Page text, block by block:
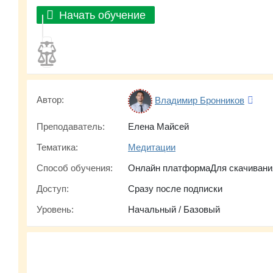
Начать обучение
Автор: Владимир Бронников
Преподаватель:
Елена Майсей
Тематика:
Медитации
Способ обучения:
Онлайн платформаДля
Доступ:
Сразу после подписки
Уровень:
Начальный / Базовый